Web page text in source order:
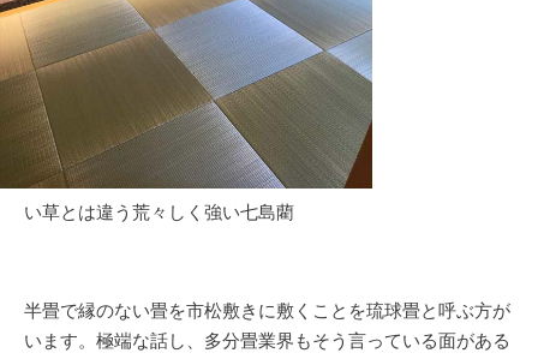
い草とは違う荒々しく強い七島藺
半畳で縁のない畳を市松敷きに敷くことを琉球畳と呼ぶ方が
います。極端な話し、多分畳業界もそう言っている面がある